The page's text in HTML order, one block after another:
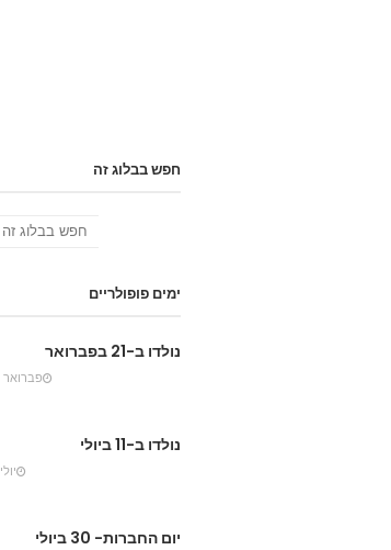
חפש בבלוג זה
ימים פופולריים
נולדו ב-21 בפברואר
פברואר 21, 2015
נולדו ב-11 ביולי
יולי 11, 2015
יום החברות- 30 ביולי